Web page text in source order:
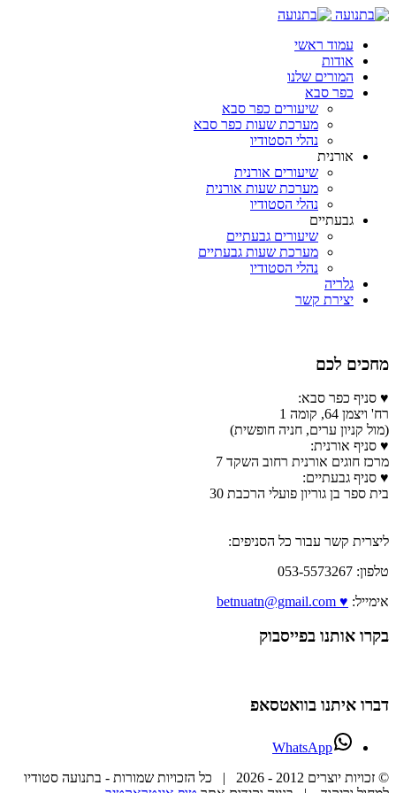
עמוד ראשי
אודות
המורים שלנו
כפר סבא
שיעורים כפר סבא
מערכת שעות כפר סבא
נהלי הסטודיו
אורנית
שיעורים אורנית
מערכת שעות אורנית
נהלי הסטודיו
גבעתיים
שיעורים גבעתיים
מערכת שעות גבעתיים
נהלי הסטודיו
גלריה
יצירת קשר
מחכים לכם
♥ סניף כפר סבא:
רח' ויצמן 64, קומה 1
(מול קניון ערים, חניה חופשית)
♥ סניף אורנית:
מרכז חוגים אורנית רחוב השקד 7
♥ סניף גבעתיים:
בית ספר בן גוריון פועלי הרכבת 30
ליצרית קשר עבור כל הסניפים:
טלפון: 053-5573267
אימייל: ♥ betnuatn@gmail.com
בקרו אותנו בפייסבוק
דברו איתנו בוואטסאפ
WhatsApp
© זכויות יוצרים 2012 -
2026 | כל הזכויות שמורות - בתנועה סטודיו